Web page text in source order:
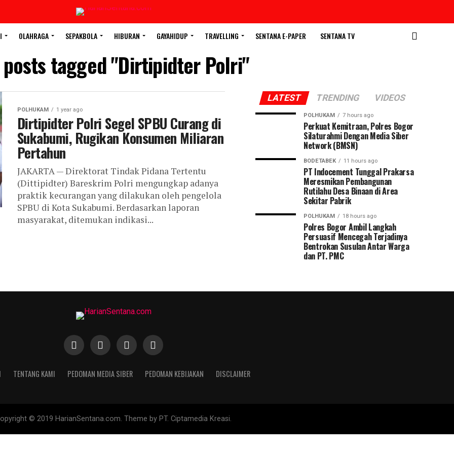
OLAHRAGA SEPAKBOLA HIBURAN GAYAHIDUP TRAVELLING SENTANA E-PAPER SENTANA TV
tagged "Dirtipidter Polri"
POLHUKAM 1 year ago
Dirtipidter Polri Segel SPBU Curang di
Sukabumi, Rugikan Konsumen Miliaran
Pertahun
JAKARTA — Direktorat Tindak Pidana Tertentu
(Dittipidter) Bareskrim Polri mengungkap adanya
praktik kecurangan yang dilakukan oleh pengelola
SPBU di Kota Sukabumi. Berdasarkan laporan
masyarakat, ditemukan indikasi...
LATEST TRENDING VIDEOS
POLHUKAM 7 hours ago
Perkuat Kemitraan, Polres Bogor
Silaturahmi Dengan Media Siber
Network (BMSN)
BODETABEK 11 hours ago
PT Indocement Tunggal Prakarsa
Meresmikan Pembangunan
Rutilahu Desa Binaan di Area
Sekitar Pabrik
POLHUKAM 18 hours ago
Polres Bogor Ambil Langkah
Persuasif Mencegah Terjadinya
Bentrokan Susulan Antar Warga
dan PT. PMC
TENTANG KAMI PEDOMAN MEDIA SIBER PEDOMAN KEBIJAKAN DISCLAIMER
© 2019 HarianSentana.com. Theme by PT. Ciptamedia Kreasi.